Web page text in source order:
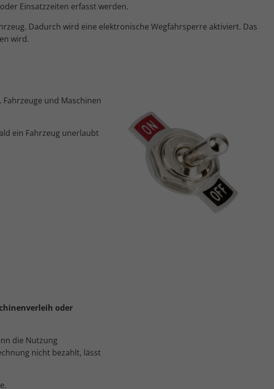
Einsatzzeiten erfasst werden.
Dadurch wird eine elektronische Wegfahrsperre aktiviert. Das
wird.
und Maschinen
ein Fahrzeug unerlaubt
oder
die Nutzung
nicht bezahlt, lässt